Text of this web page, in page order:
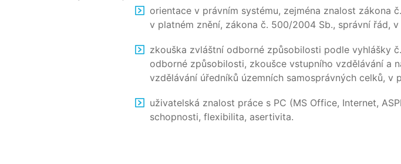
orientace v právním systému, zejména znalost zákona
v platném znění, zákona č. 500/2004 Sb., správní řád, v
zkouška zvláštní odborné způsobilosti podle vyhlášky
odborné způsobilosti, zkoušce vstupního vzdělávání a
vzdělávání úředníků územních samosprávných celků, v
uživatelská znalost práce s PC (MS Office, Internet,
schopnosti, flexibilita, asertivita.